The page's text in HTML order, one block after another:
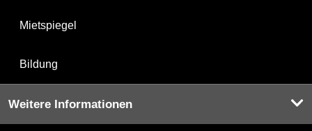
Mietspiegel
Bildung
Weitere Informationen